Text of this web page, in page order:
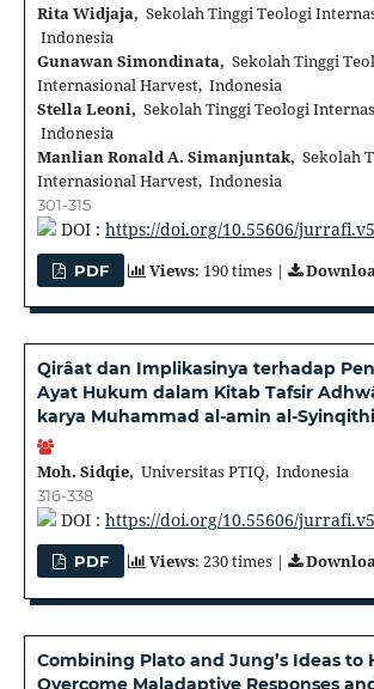
Rita Widjaja, Sekolah Tinggi Teologi
Indonesia
Gunawan Simondinata, Sekolah Tinggi
Internasional Harvest, Indonesia
Stella Leoni, Sekolah Tinggi Teologi
Indonesia
Manlian Ronald A. Simanjuntak, Sekolah
Internasional Harvest, Indonesia
301-315
DOI : https://doi.org/10.55606/
PDF Views: 190 times |
Qirâat dan Implikasinya terhadap
Ayat Hukum dalam Kitab Tafsir
karya Muhammad al-amin al-Syinqithi
Moh. Sidqie, Universitas PTIQ, Indonesia
316-338
DOI : https://doi.org/10.55606/
PDF Views: 230 times |
Combining Plato and Jung’s Ideas to
Overcome Maladaptive Responses